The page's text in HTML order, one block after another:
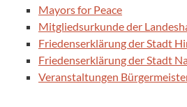
Mayors for Peace
Mitgliedsurkunde der
Friedenserklärung der Stadt
Friedenserklärung der Stadt
Veranstaltungen